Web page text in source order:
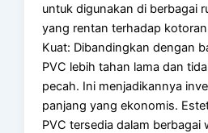
untuk digunakan di berbagai
yang rentan terhadap
Kuat: Dibandingkan dengan
PVC lebih tahan lama dan
pecah. Ini menjadikannya
panjang yang ekonomis.
PVC tersedia dalam berbagai